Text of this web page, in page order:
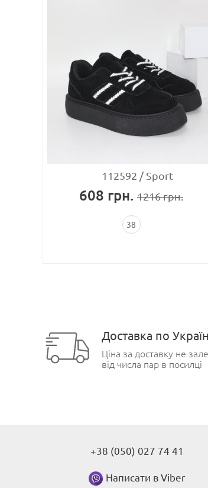
112592 Sport
608 грн. 1216грн.
38
Доставка по
Ціна за доставку не
від числа пар в посилці
+38 (050) 027 74 41
Написати в Viber